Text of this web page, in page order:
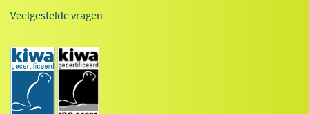
Veelgestelde vragen